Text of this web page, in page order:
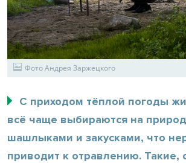
Фото Андрея Заржецкого
С приходом тёплой погоды
всё чаще выбираются на
шашлыками и закусками, что
приводит к отравлению. Такие,